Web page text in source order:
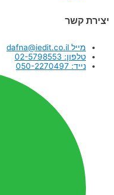
יצירת קשר
מייל dafna@iedit.co.il
טלפון: 02-5798553
נייד: 050-2270497